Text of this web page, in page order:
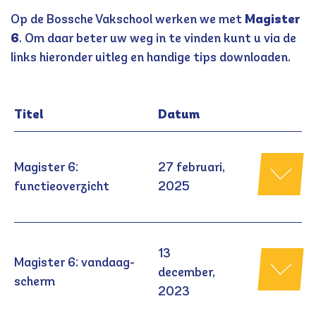
Op de Bossche Vakschool werken we met Magister
6. Om daar beter uw weg in te vinden kunt u via de
links hieronder uitleg en handige tips downloaden.
Titel Datum
Magister 6:
functieoverzicht
27 februari,
2025
Magister 6: vandaag-
scherm
13
december,
2023